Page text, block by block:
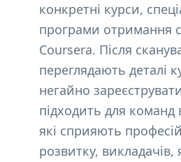
конкретні курси,
програми отримання
Coursera. Після
переглядають деталі
негайно
підходить для команд
які сприяють
розвитку, викладачів,